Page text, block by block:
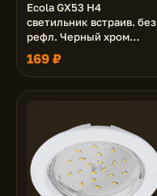
Ecola GX53 H4
светильник встраив. без
рефл. Черный хром
38x106 - 2pack (кd102)
169 ₽